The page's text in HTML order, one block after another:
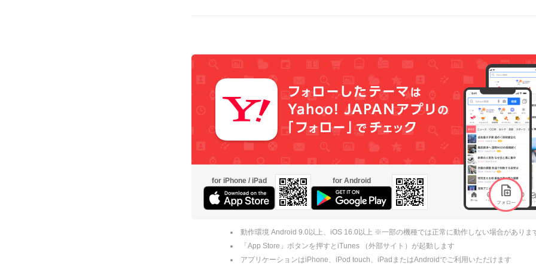
for iPhone / iPad for Android
動作環境 Android 9.0以上、iOS 16.0以上 ※一部の機種では正常に動作しない場合がありま
「App Store」ボタンを押すとiTunes （外部サイト）が起動します
アプリケーションはiPhone、iPod touch、iPadまたはAndroidでご利用いただけます